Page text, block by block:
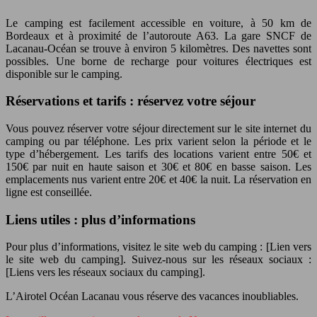
Le camping est facilement accessible en voiture, à 50 km de
Bordeaux et à proximité de l’autoroute A63. La gare SNCF de
Lacanau-Océan se trouve à environ 5 kilomètres. Des navettes sont
possibles. Une borne de recharge pour voitures électriques est
disponible sur le camping.
Réservations et tarifs : réservez votre séjour
Vous pouvez réserver votre séjour directement sur le site internet du
camping ou par téléphone. Les prix varient selon la période et le
type d’hébergement. Les tarifs des locations varient entre 50€ et
150€ par nuit en haute saison et 30€ et 80€ en basse saison. Les
emplacements nus varient entre 20€ et 40€ la nuit. La réservation en
ligne est conseillée.
Liens utiles : plus d’informations
Pour plus d’informations, visitez le site web du camping : [Lien vers
le site web du camping]. Suivez-nous sur les réseaux sociaux :
[Liens vers les réseaux sociaux du camping].
L’Airotel Océan Lacanau vous réserve des vacances inoubliables.